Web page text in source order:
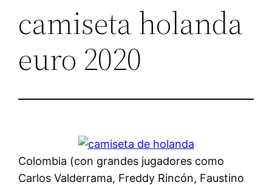
camiseta holanda
euro 2020
Colombia (con grandes jugadores como
Carlos Valderrama, Freddy Rincón, Faustino